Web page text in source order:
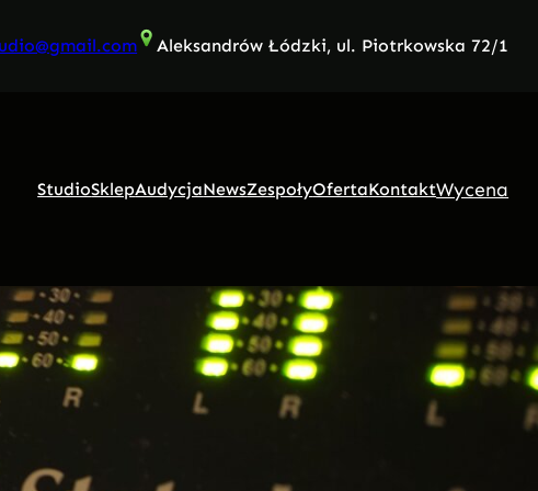
Aleksandrów Łódzki, ul. Piotrkowska 72/1
StudioSklepAudycjaNewsZespołyOfertaKontaktWycena